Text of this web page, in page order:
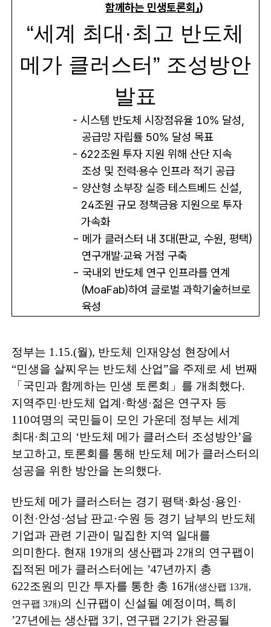
함께하는 민생토론회 」)
“세계 최대 ·최고 반도체
메가 클러스터” 조성방안
발표
- 시스템 반도체 시장점유율 10% 달성,
공급망 자립률 50% 달성 목표
- 622조원 투자 지원 위해 산단 지속
조성 및 전력·용수 인프라 적기 공급
- 양산형 소부장 실증 테스트베드 신설,
24조원 규모 정책금융 지원으로 투자
가속화
- 메가 클러스터 내 3대(판교, 수원, 평택)
연구개발·교육 거점 구축
- 국내외 반도체 연구 인프라를 연계
(MoaFab)하여 글로벌 과학기술허브로
육성
정부는 1.15.(월), 반도체 인재양성 현장에서
“민생을 살찌우는 반도체 산업”을 주제로 세 번째
「 국민과 함께하는 민생 토론회 」 를 개최했다.
지역주민 ·반도체 업계 ·학생·젊은 연구자 등
110여명의 국민들이 모인 가운데 정부는 세계
최대 ·최고의 ‘반도체 메가 클러스터 조성방안’을
보고하고, 토론회를 통해 반도체 메가 클러스터의
성공을 위한 방안을 논의했다.
반도체 메가 클러스터는 경기 평택·화성 ·용인 ·
이천 ·안성 ·성남 판교 ·수원 등 경기 남부의 반도체
기업과 관련 기관이 밀집한 지역 일대를
의미한다. 현재 19개의 생산팹과 2개의 연구팹이
집적된 메가 클러스터에는 ’47년까지 총
622조원의 민간 투자를 통한 총 16개(생산팹 13개 ,
연구팹 3개)의 신규팹이 신설될 예정이며, 특히
’27년에는 생산팹 3기, 연구팹 2기가 완공될